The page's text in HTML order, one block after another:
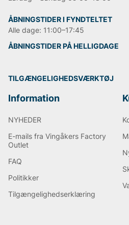
ÅBNINGSTIDER I FYNDTELTET
Alle dage: 11:00–17:45
ÅBNINGSTIDER PÅ HELLIGDAGE
TILGÆNGELIGHEDSVÆRKTØJ
Information
NYHEDER
E-mails fra Vingåkers Factory
Outlet
FAQ
Politikker
Tilgængelighedserklæring